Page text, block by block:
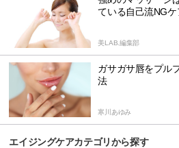
ている自己流NGケ
美LAB.編集部
ガサガサ唇をプル
法
寒川あゆみ
エイジングケアカテゴリから探す